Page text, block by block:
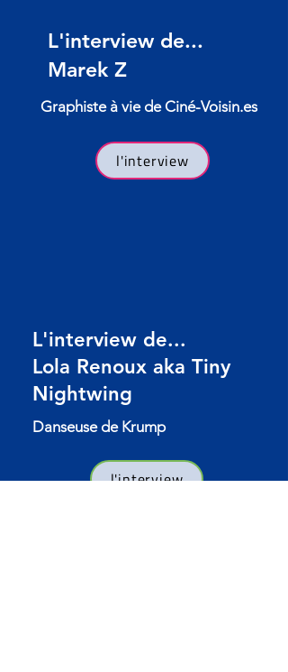
l'interview
L'interview de...
Marek Z
Graphiste à vie de Ciné-Voisin.es
L'interview de...
Lola Renoux aka Tiny
Nightwing
Danseuse de Krump
l'interview